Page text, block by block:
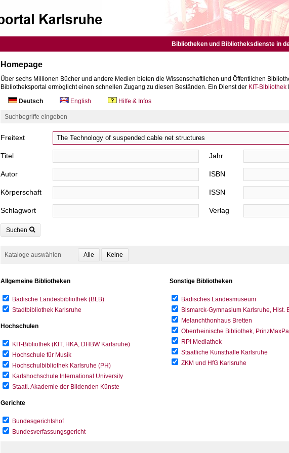
Bibliotheken und Bibliotheksdienste in
Homepage
Über sechs Millionen Bücher und andere Medien bieten die Wissenschaftlichen und Öffentlichen
Bibliotheksportal ermöglicht einen schnellen Zugang zu diesen Beständen. Ein Dienst der KIT-Bibliothek
Deutsch
English Hilfe & Infos
Suchbegriffe eingeben
Freitext
Titel
Autor
Körperschaft
Schlagwort
Jahr
ISBN
ISSN
Verlag
Suchen
Kataloge auswählen
Allgemeine Bibliotheken
Badische Landesbibliothek (BLB)
Stadtbibliothek Karlsruhe
Hochschulen
KIT-Bibliothek (KIT, HKA, DHBW Karlsruhe)
Hochschule für Musik
Hochschulbibliothek Karlsruhe (PH)
Karlshochschule International University
Staatl. Akademie der Bildenden Künste
Gerichte
Bundesgerichtshof
Bundesverfassungsgericht
Sonstige Bibliotheken
Badisches Landesmuseum
Bismarck-Gymnasium Karlsruhe, Hist.
Melanchthonhaus Bretten
Oberrheinische Bibliothek,
RPI Mediathek
Staatliche Kunsthalle Karlsruhe
ZKM und HfG Karlsruhe